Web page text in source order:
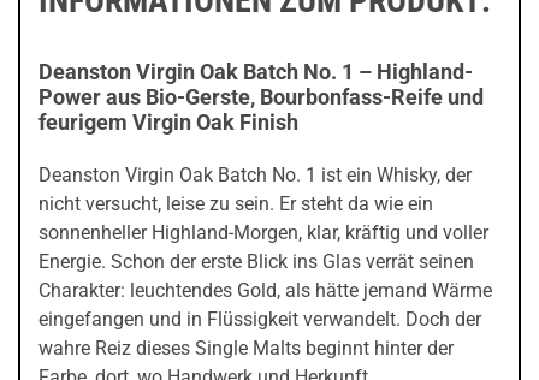
Deanston Virgin Oak Batch No. 1 – Highland-
Power aus Bio-Gerste, Bourbonfass-Reife und
feurigem Virgin Oak Finish
Deanston Virgin Oak Batch No. 1 ist ein Whisky, der
nicht versucht, leise zu sein. Er steht da wie ein
sonnenheller Highland-Morgen, klar, kräftig und voller
Energie. Schon der erste Blick ins Glas verrät seinen
Charakter: leuchtendes Gold, als hätte jemand Wärme
eingefangen und in Flüssigkeit verwandelt. Doch der
wahre Reiz dieses Single Malts beginnt hinter der